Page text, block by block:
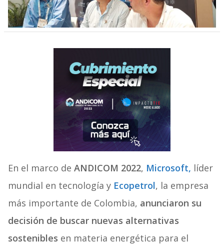
En el marco de ANDICOM 2022, Microsoft, líder
mundial en tecnología y Ecopetrol, la empresa
más importante de Colombia, anunciaron su
decisión de buscar nuevas alternativas
sostenibles en materia energética para el